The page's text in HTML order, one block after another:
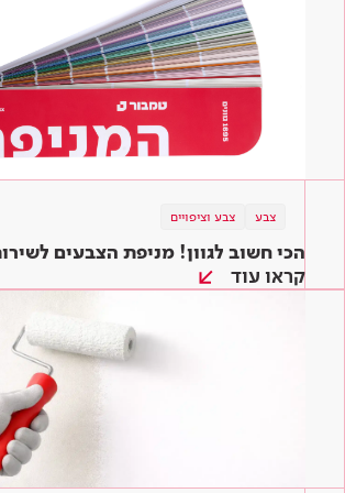
צבע צבע וציפויים
הכי חשוב לגוון! מניפת הצבעים
קראו עוד